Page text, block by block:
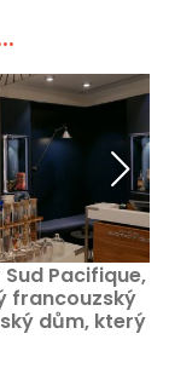
Pacifique,
francouzský
dům, který